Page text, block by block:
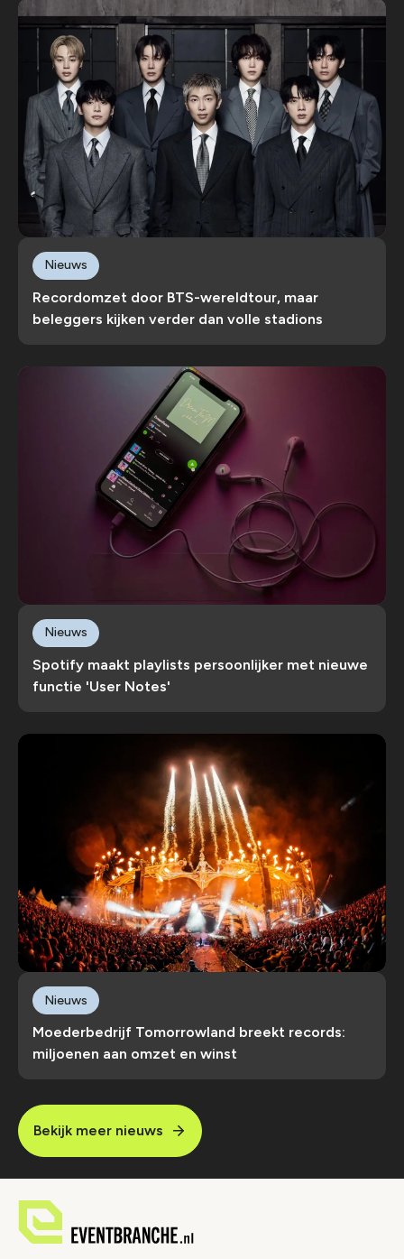
Recordomzet door BTS-wereldtour, maar
beleggers kijken verder dan volle stadions
Nieuws
Spotify maakt playlists persoonlijker met nieuwe
functie 'User Notes'
Nieuws
Moederbedrijf Tomorrowland breekt records:
miljoenen aan omzet en winst
Nieuws
Bekijk meer nieuws